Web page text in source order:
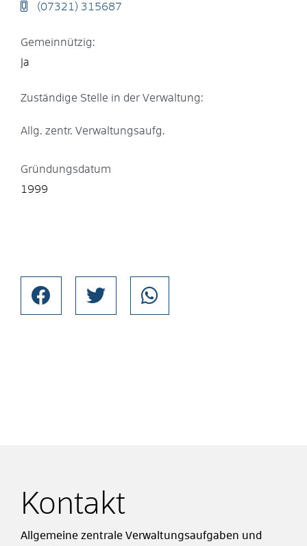
(07321) 31 5687
Gemeinnützig:
Ja
Zuständige Stelle in der Verwaltung:
Allg. zentr. Verwaltungsaufg.
Gründungsdatum
1999
Kontakt
Allgemeine zentrale Verwaltungsaufgaben und